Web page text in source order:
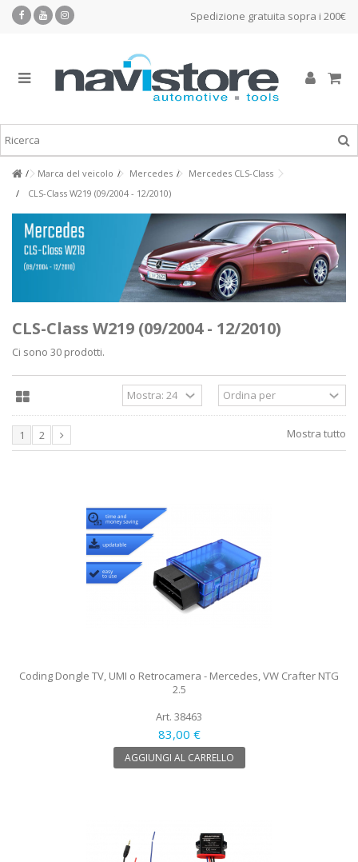
Spedizione gratuita sopra i 200€
Marca del veicolo Mercedes
Mercedes CLS-Class
CLS-Class W219 (09/2004 - 12/2010)
CLS-Class W219 (09/2004 - 12/2010)
Ci sono 30 prodotti.
Mostra tutto
1 2
Coding Dongle TV, UMI o Retrocamera - Mercedes, VW Crafter NTG
2.5
Art. 38463
83,00 €
AGGIUNGI AL CARRELLO